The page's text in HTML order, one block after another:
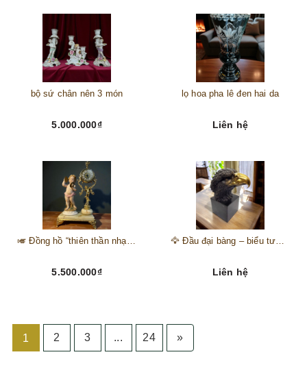
bộ sứ chân nên 3 món
5.000.000₫
lọ hoa pha lê đen hai da
Liên hệ
🎺 Đồng hồ “thiên thần nhạc hội” – tuyệt mỹ phẩm trang trí phong cách hoàng gia 🎼
5.500.000₫
🦅 Đầu đại bàng – biểu tượng của kẻ chinh phục trên đỉnh núi thành công 🦅
Liên hệ
1 2 3 ... 24 »